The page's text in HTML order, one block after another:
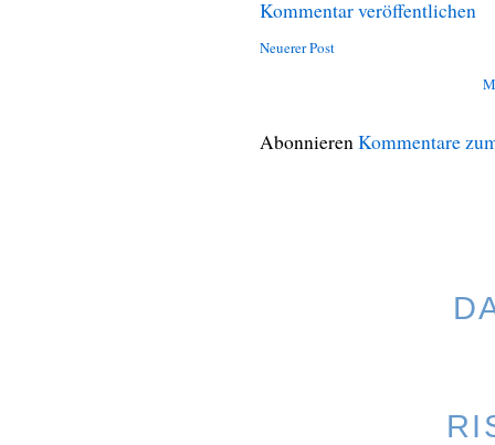
Kommentar veröffentlichen
Neuerer Post
AbonnierenKommentare